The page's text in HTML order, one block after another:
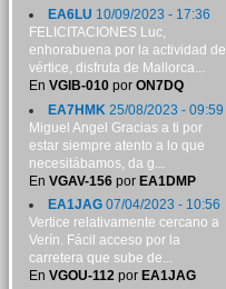
EA6LU 10/09/2023 - 17:36
FELICITACIONES Luc,
enhorabuena por la actividad de
vértice, disfruta de Mallorca...
En VGIB-010por ON7DQ
EA7HMK 25/08/2023 - 09:59
Miguel Angel Gracias a ti por
estar siempre atento a lo que
necesitábamos, da g...
En VGAV-156por EA1DMP
EA1JAG07/04/2023 - 10:56
Vertice relativamente cercano a
Verín. Fácil acceso por la
carretera que sube de...
En VGOU-112por EA1JAG